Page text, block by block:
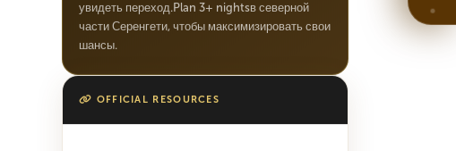
увидеть переход.Plan 3+ nightsв северной
части Серенгети, чтобы максимизировать свои
шансы.
OFFICIAL RESOURCES